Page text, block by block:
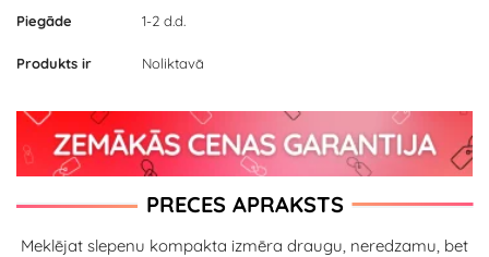
Piegāde 1-2 d.d.
Produkts ir Noliktavā
PRECES APRAKSTS
Meklējat slepenu kompakta izmēra draugu, neredzamu, bet